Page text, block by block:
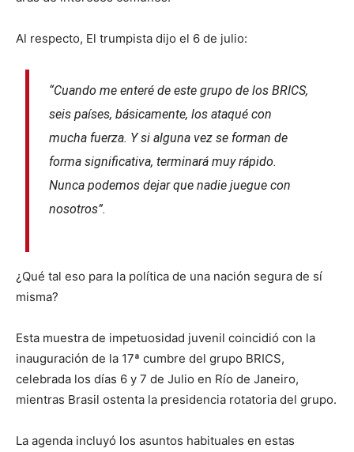
Al respecto, El trumpista dijo el 6 de julio:
“Cuando me enteré de este grupo de los BRICS,
seis países, básicamente, los ataqué con
mucha fuerza. Y si alguna vez se forman de
forma significativa, terminará muy rápido.
Nunca podemos dejar que nadie juegue con
nosotros”.
¿Qué tal eso para la política de una nación segura de sí
misma?
Esta muestra de impetuosidad juvenil coincidió con la
inauguración de la 17ª cumbre del grupo BRICS,
celebrada los días 6 y 7 de Julio en Río de Janeiro,
mientras Brasil ostenta la presidencia rotatoria del grupo.
La agenda incluyó los asuntos habituales en estas